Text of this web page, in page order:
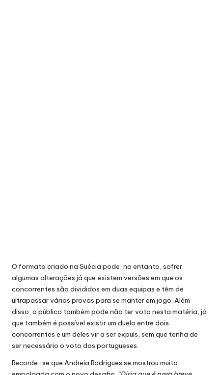
O formato criado na Suécia pode, no entanto, sofrer
algumas alterações já que existem versões em que os
concorrentes são divididos em duas equipas e têm de
ultrapassar várias provas para se manter em jogo. Além
disso, o público também pode não ter voto nesta matéria, já
que também é possível existir um duelo entre dois
concorrentes e um deles vir a ser expuls, sem que tenha de
ser necessário o voto dos portugueses.
Recorde-se que Andreia Rodrigues se mostrou muito